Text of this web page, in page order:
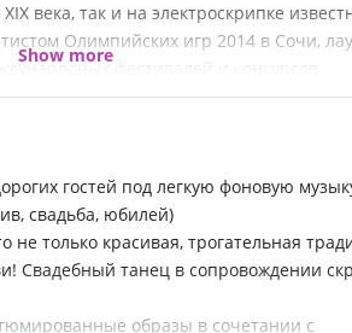
века, так и на электроскрипке
Олимпийских игр 2014 в Сочи,
фестивалей и конкурсов.
звучание инструмента,
создают неповторимый стиль
один раз увидеть и услышать, чтобы
Show more
гостей под легкую фоновую
свадьба, юбилей)
только красивая, трогательная
Свадебный танец в сопровождении
образы в сочетании с